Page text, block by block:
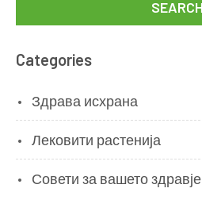
Categories
Здрава исхрана
Лековити растенија
Совети за вашето здравје